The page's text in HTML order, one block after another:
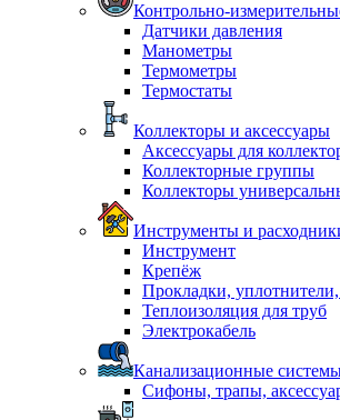
Контрольно-
Датчики давления
Манометры
Термометры
Термостаты
Коллекторы и аксессуары
Аксессуары для
Коллекторные группы
Коллекторы
Инструменты и
Инструмент
Крепёж
Прокладки,
Теплоизоляция для труб
Электрокабель
Канализационные
Сифоны, трапы,